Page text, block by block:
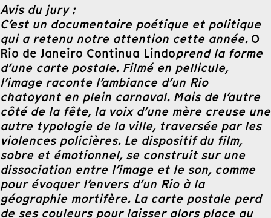
Avis du jury :
C’est un documentaire poétique et politique
qui a retenu notre attention cette année. O
Rio de Janeiro Continua Lindoprend la forme
d’une carte postale. Filmé en pellicule,
l’image raconte l’ambiance d’un Rio
chatoyant en plein carnaval. Mais de l’autre
côté de la fête, la voix d’une mère creuse une
autre typologie de la ville, traversée par les
violences policières. Le dispositif du film,
sobre et émotionnel, se construit sur une
dissociation entre l’image et le son, comme
pour évoquer l’envers d’un Rio à la
géographie mortifère. La carte postale perd
de ses couleurs pour laisser alors place au